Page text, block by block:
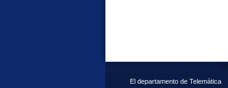
El departamento de Telemática